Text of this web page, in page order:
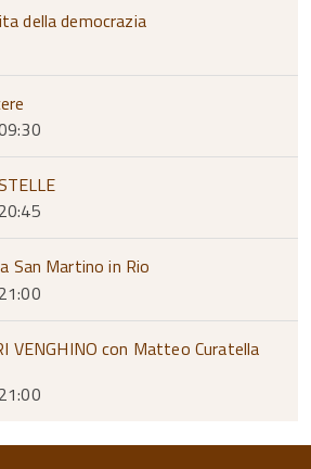
della democrazia
San Martino in Rio
VENGHINO con Matteo Curatella